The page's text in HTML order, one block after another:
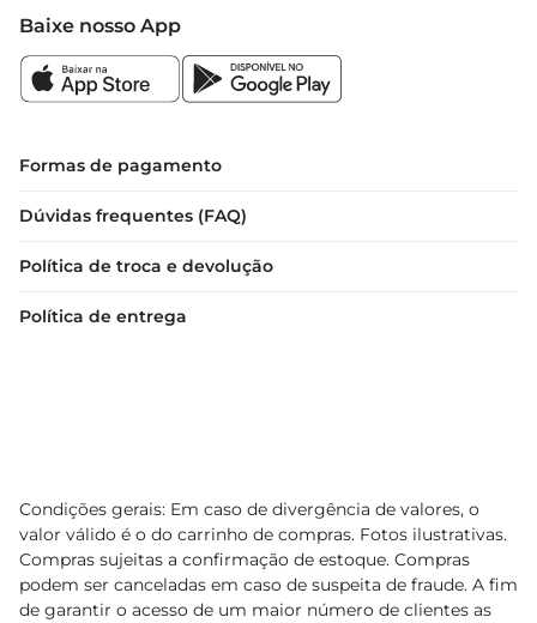
A Fralda Zeukid Baby Care M é a escolha ideal
para pais que buscam qualidade, conforto e
proteção para seus bebês. Com ela, você pode ter
a tranquilidade de que seu pequeno está sempre
Baixe nosso App
Formas de pagamento
Dúvidas frequentes (FAQ)
Política de troca e devolução
Política de entrega
Condições gerais: Em caso de divergência de valores, o
valor válido é o do carrinho de compras. Fotos ilustrativas.
Compras sujeitas a confirmação de estoque. Compras
podem ser canceladas em caso de suspeita de fraude. A fim
de garantir o acesso de um maior número de clientes as